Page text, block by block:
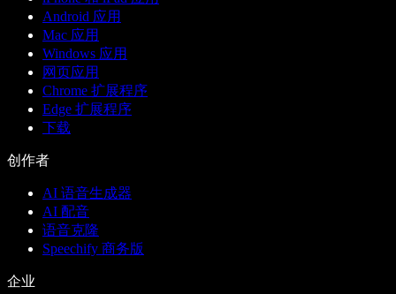
Android 应用
Mac 应用
Windows 应用
网页应用
Chrome 扩展程序
Edge 扩展程序
下载
创作者
AI 语音生成器
AI 配音
语音克隆
Speechify 商务版
企业